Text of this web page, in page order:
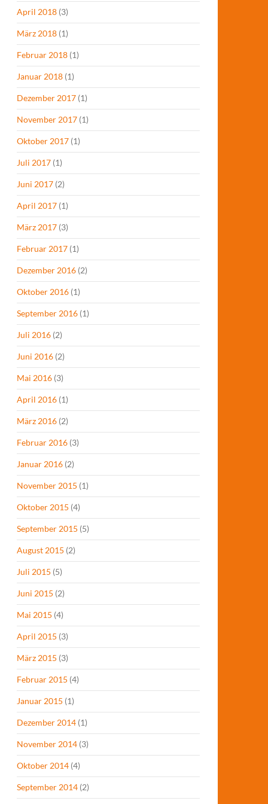
April 2018 (3)
März 2018 (1)
Februar 2018 (1)
Januar 2018 (1)
Dezember 2017 (1)
November 2017 (1)
Oktober 2017 (1)
Juli 2017 (1)
Juni 2017 (2)
April 2017 (1)
März 2017 (3)
Februar 2017 (1)
Dezember 2016 (2)
Oktober 2016 (1)
September 2016 (1)
Juli 2016 (2)
Juni 2016 (2)
Mai 2016 (3)
April 2016 (1)
März 2016 (2)
Februar 2016 (3)
Januar 2016 (2)
November 2015 (1)
Oktober 2015 (4)
September 2015 (5)
August 2015 (2)
Juli 2015 (5)
Juni 2015 (2)
Mai 2015 (4)
April 2015 (3)
März 2015 (3)
Februar 2015 (4)
Januar 2015 (1)
Dezember 2014 (1)
November 2014 (3)
Oktober 2014 (4)
September 2014 (2)